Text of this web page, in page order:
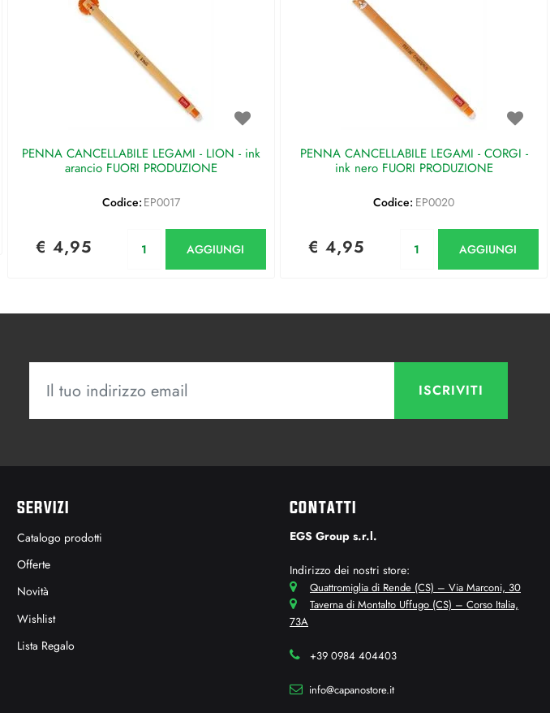
PENNA CANCELLABILE LEGAMI - LION - ink
arancio FUORI PRODUZIONE
Codice: EP0017
€ 4,95 AGGIUNGI
PENNA CANCELLABILE LEGAMI - CORGI -
ink nero FUORI PRODUZIONE
Codice: EP0020
€ 4,95 AGGIUNGI
SERVIZI
Catalogo prodotti
Offerte
Novità
Wishlist
Lista Regalo
CONTATTI
EGS Group s.r.l.
Indirizzo dei nostri store:
Quattromiglia di Rende (CS) – Via Marconi, 30
Taverna di Montalto Uffugo (CS) – Corso Italia,
73A
+39 0984 404403
info@capanostore.it